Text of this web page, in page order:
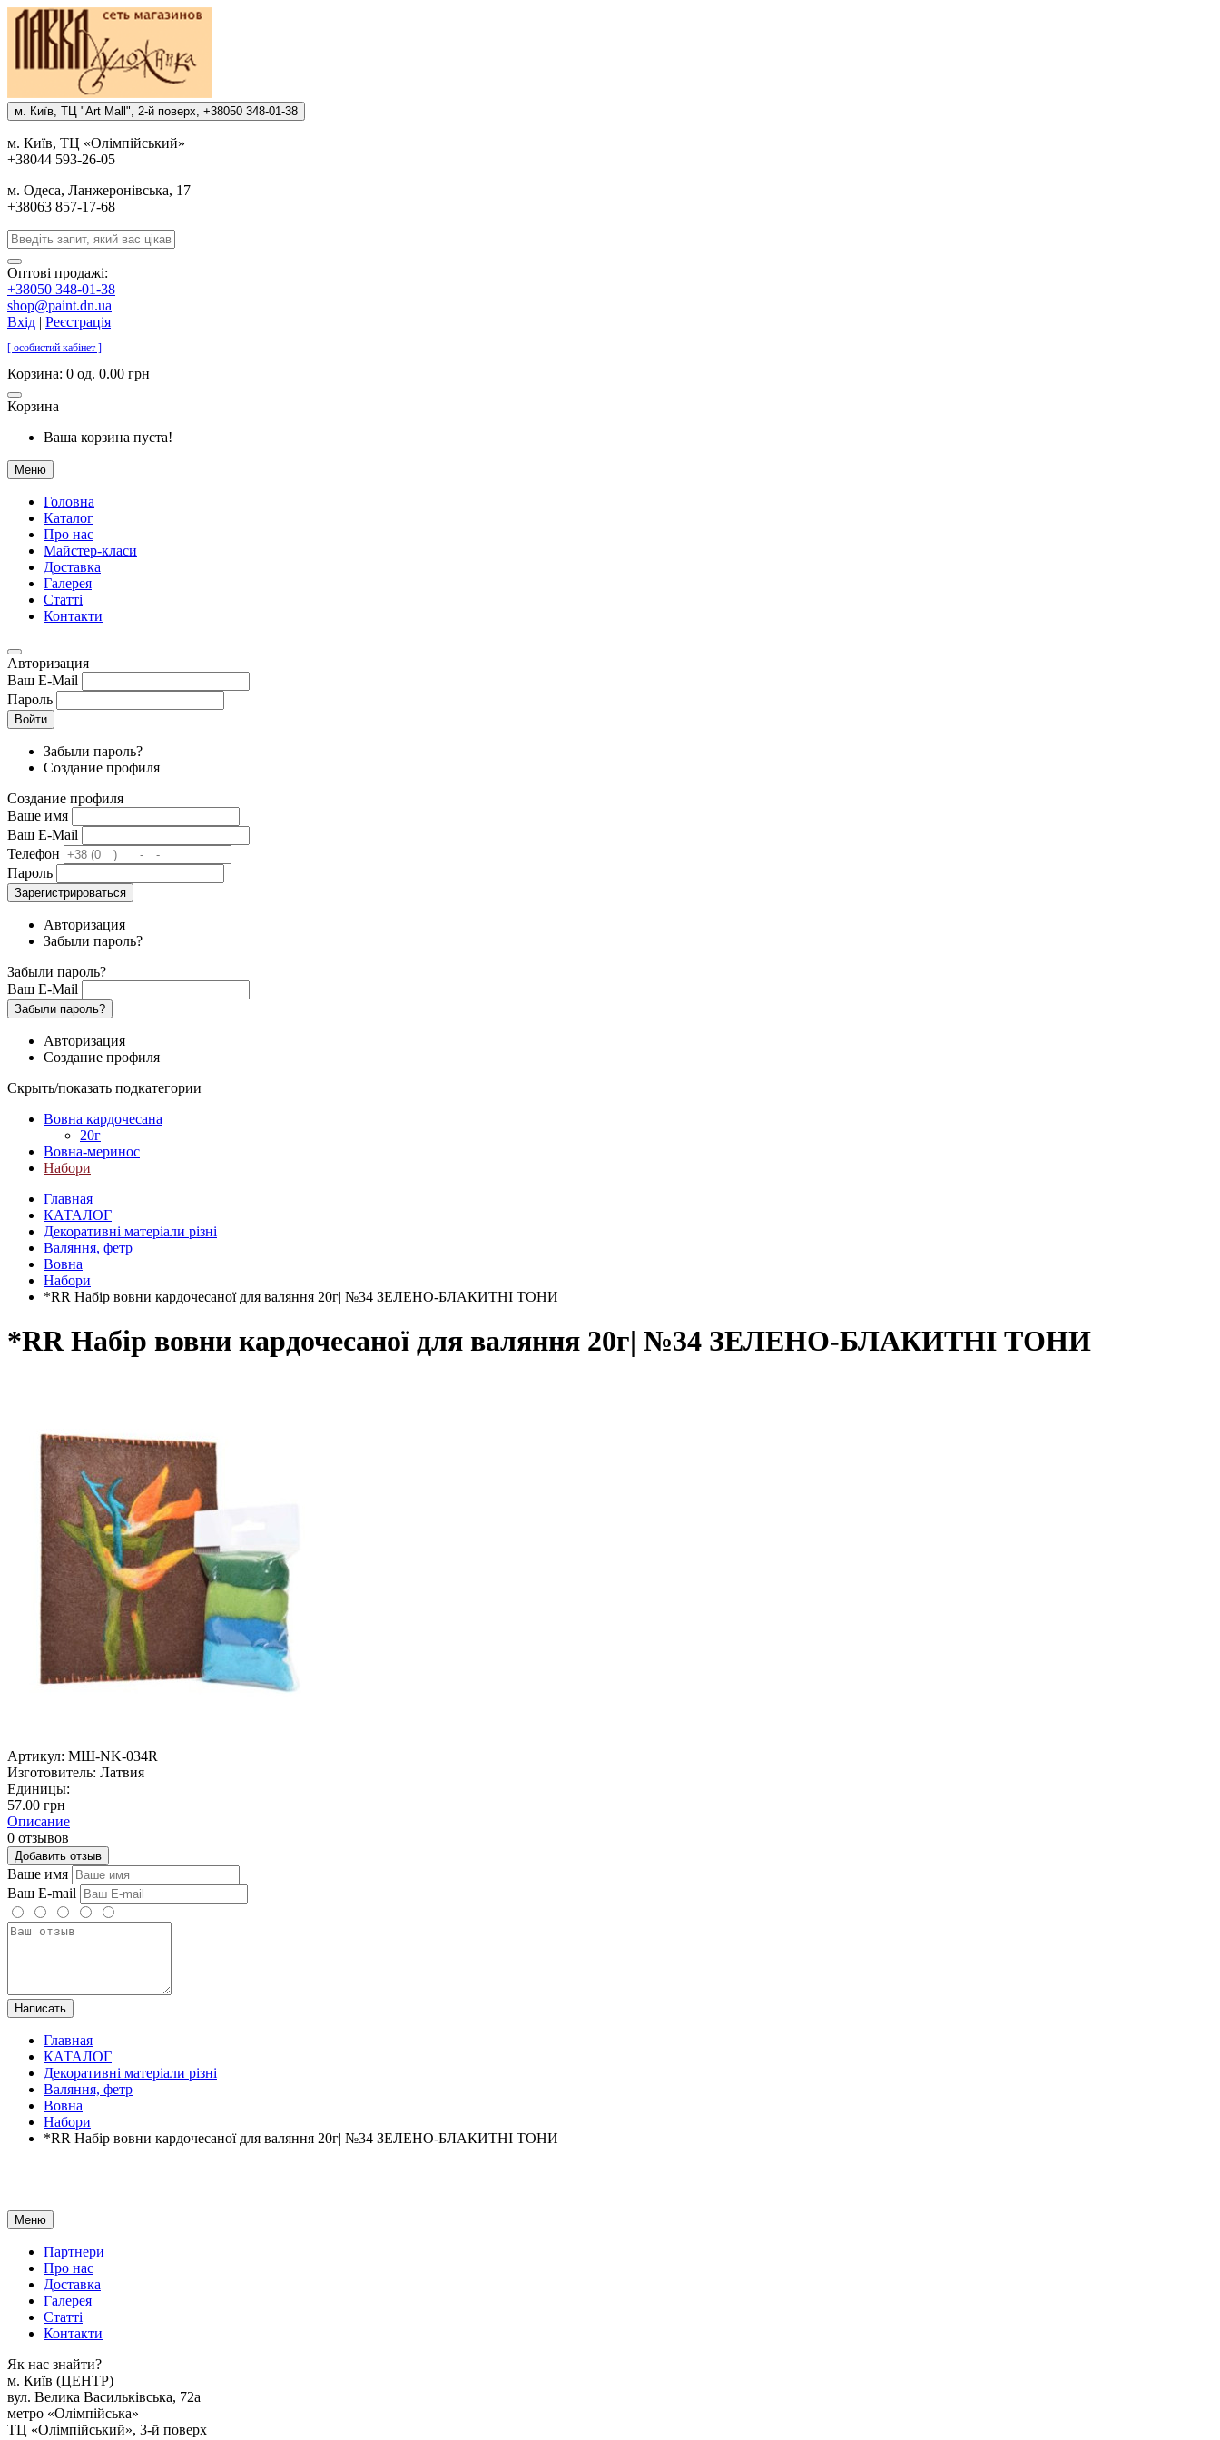
м. Киïв, ТЦ "Art Mall", 2-й поверх, +38050 348-01-38
м. Киïв, ТЦ «Олiмпiйський»
+38044 593-26-05
м. Одеса, Ланжеронiвська, 17
+38063 857-17-68
Оптові продажі:
+38050 348-01-38
shop@paint.dn.ua
Вхід | Реєстрація
[ особистий кабінет ]
Корзина: 0 од. 0.00 грн
Корзина
Ваша корзина пуста!
Меню
Головна
Каталог
Про нас
Майстер-класи
Доставка
Галерея
Статтi
Контакти
Авторизация
Ваш E-Mail
Пароль
Войти
Забыли пароль?
Создание профиля
Создание профиля
Ваше имя
Ваш E-Mail
Телефон
Пароль
Зарегистрироваться
Авторизация
Забыли пароль?
Забыли пароль?
Ваш E-Mail
Забыли пароль?
Авторизация
Создание профиля
Скрыть/показать подкатегории
Вовна кардочесана
20г
Вовна-меринос
Набори
Главная
КАТАЛОГ
Декоративні матеріали різні
Валяння, фетр
Вовна
Набори
*RR Набір вовни кардочесаної для валяння 20г| №34 ЗЕЛЕНО-БЛАКИТНІ ТОНИ
*RR Набір вовни кардочесаної для валяння 20г| №34 ЗЕЛЕНО-БЛАКИТНІ ТОНИ
Артикул: МШ-NK-034R
Изготовитель: Латвия
Единицы:
57.00 грн
Описание
0 отзывов
Добавить отзыв
Ваше имя
Ваш E-mail
Написать
Главная
КАТАЛОГ
Декоративні матеріали різні
Валяння, фетр
Вовна
Набори
*RR Набір вовни кардочесаної для валяння 20г| №34 ЗЕЛЕНО-БЛАКИТНІ ТОНИ
Меню
Партнери
Про нас
Доставка
Галерея
Статтi
Контакти
Як наc знайти?
м. Киïв (ЦЕНТР)
вул. Велика Васильківська, 72а
метро «Олімпійська»
ТЦ «Олімпійський», 3-й поверх